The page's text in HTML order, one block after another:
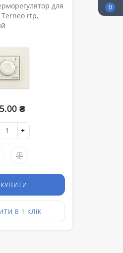
0
для
Terneo rtp,
₴
КУПИТИ
В 1 КЛІК